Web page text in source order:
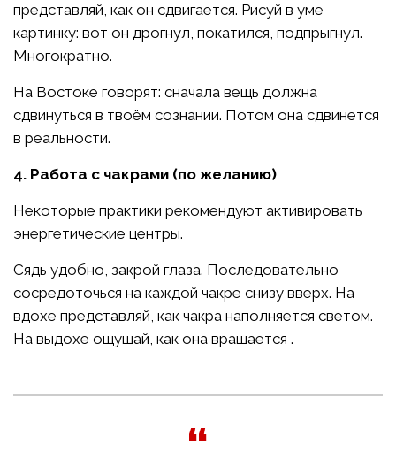
представляй, как он сдвигается. Рисуй в уме
картинку: вот он дрогнул, покатился, подпрыгнул.
Многократно.
На Востоке говорят: сначала вещь должна
сдвинуться в твоём сознании. Потом она сдвинется
в реальности.
4. Работа с чакрами (по желанию)
Некоторые практики рекомендуют активировать
энергетические центры.
Сядь удобно, закрой глаза. Последовательно
сосредоточься на каждой чакре снизу вверх. На
вдохе представляй, как чакра наполняется светом.
На выдохе ощущай, как она вращается .